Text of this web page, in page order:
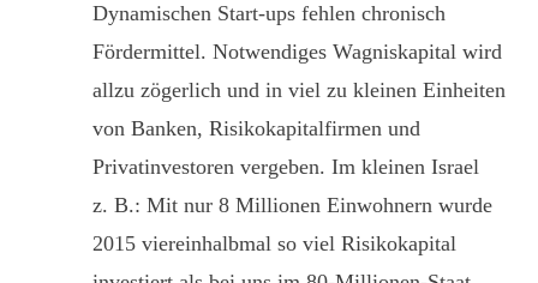
Dynamischen Start-ups fehlen chronisch
Fördermittel. Notwendiges Wagniskapital wird
allzu zögerlich und in viel zu kleinen Einheiten
von Banken, Risikokapitalfirmen und
Privatinvestoren vergeben. Im kleinen Israel
z. B.: Mit nur 8 Millionen Einwohnern wurde
2015 viereinhalbmal so viel Risikokapital